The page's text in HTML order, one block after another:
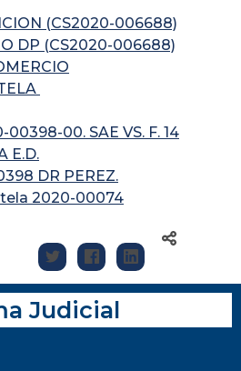
(CS2020-006688)
DP (CS2020-006688)
00. SAE VS. F. 14
E.D.
DR PEREZ.
2020-00074
Judicial